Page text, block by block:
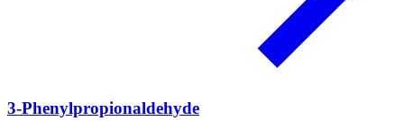
3-Phenylpropionaldehyde